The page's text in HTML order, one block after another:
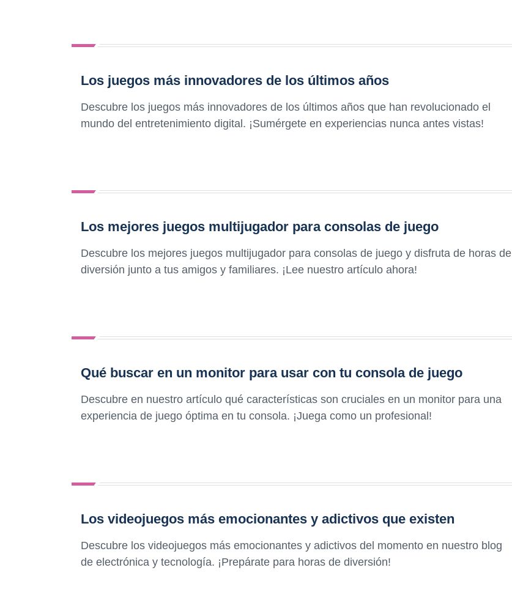
Los juegos más innovadores de los últimos años
Descubre los juegos más innovadores de los últimos años que han revolucionado el
mundo del entretenimiento digital. ¡Sumérgete en experiencias nunca antes vistas!
Los mejores juegos multijugador para consolas de juego
Descubre los mejores juegos multijugador para consolas de juego y disfruta de horas de
diversión junto a tus amigos y familiares. ¡Lee nuestro artículo ahora!
Qué buscar en un monitor para usar con tu consola de juego
Descubre en nuestro artículo qué características son cruciales en un monitor para una
experiencia de juego óptima en tu consola. ¡Juega como un profesional!
Los videojuegos más emocionantes y adictivos que existen
Descubre los videojuegos más emocionantes y adictivos del momento en nuestro blog
de electrónica y tecnología. ¡Prepárate para horas de diversión!